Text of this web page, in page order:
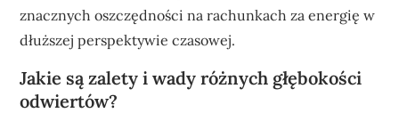
znacznych oszczędności na rachunkach za energię w
dłuższej perspektywie czasowej.
Jakie są zalety i wady różnych głębokości
odwiertów?